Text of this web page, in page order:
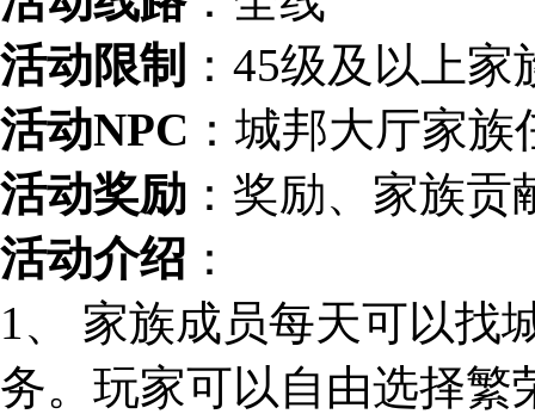
活动限制
：45级及以上
活动NPC ：城邦大厅家
活动奖励 ：奖励、家族
活动介绍 ：
1、 家族成员每天可以找
务。玩家可以自由选择繁